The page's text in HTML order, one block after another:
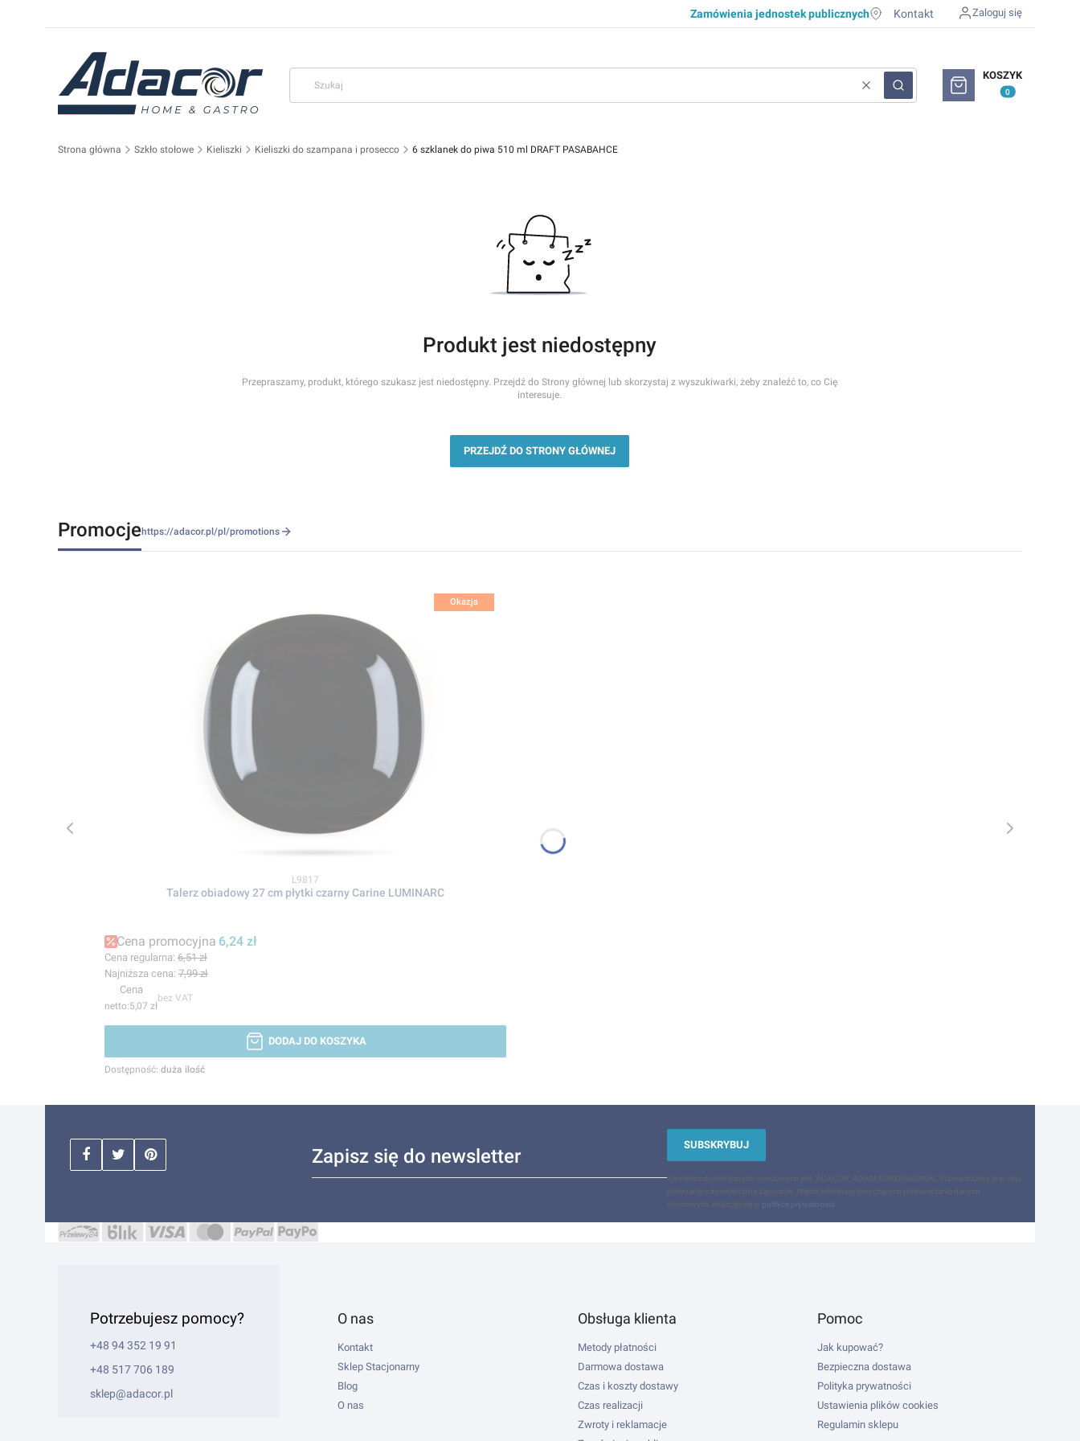
Zamówienia jednostek publicznych Kontakt Zaloguj się
WyczyśćSzukaj
Produkty w koszyku: 0.
KOSZYK
Strona główna Szkło stołowe Kieliszki Kieliszki do szampana i prosecco 6 szklanek do piwa 510 ml DRAFT PASABAHCE
Produkt jest niedostępny
Przepraszamy, produkt, którego szukasz jest niedostępny. Przejdź do Strony głównej lub skorzystaj z wyszukiwarki, żeby znaleźć to, co Cię
interesuje.
PRZEJDŹ DO STRONY GŁÓWNEJ
Promocjehttps://adacor.pl/pl/promotions
Okazja
Kod produktu
L9817
Talerz obiadowy 27 cm płytki czarny Carine LUMINARC
Cena promocyjna 6,24 zł
Cena regularna: 6,51 zł
Najniższa cena: 7,99 zł
Cena
5,07 zł
bez VAT
DODAJ DO KOSZYKA
Dostępność: duża ilość
Zapisz się do newsletter SUBSKRYBUJ
Administratorem danych osobowych jest "ADACOR" ADAM KORZENIOWSKI. Przetwarzamy je w celu
przesłania odpowiedzi na zapytanie. Więcej informacji dotyczących przetwarzania danych
osobowych znajduje się w
Potrzebujesz pomocy?
+48 94 352 19 91
+48 517 706 189
sklep@adacor.pl
Linki w stopce
O nas
Kontakt
Sklep Stacjonarny
Blog
O nas
Obsługa klienta
Metody płatności
Darmowa dostawa
Czas i koszty dostawy
Czas realizacji
Zwroty i reklamacje
Pomoc
Jak kupować?
Bezpieczna dostawa
Polityka prywatności
Ustawienia plików cookies
Regulamin sklepu